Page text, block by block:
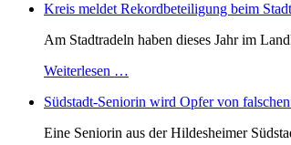
Kreis meldet Rekordbeteiligung beim
Am Stadtradeln haben dieses Jahr im
Weiterlesen …
Südstadt-Seniorin wird Opfer von
Eine Seniorin aus der Hildesheimer